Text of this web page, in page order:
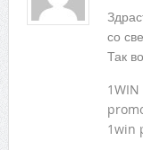
со
Так
1win